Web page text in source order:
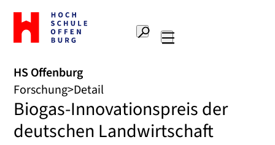
Zur
Startseite
Hochschule
Suche
HS Offenburg
Forschung Detail
Biogas-Innovationspreis der
deutschen Landwirtschaft